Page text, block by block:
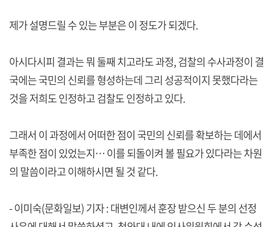
제가 설명드릴 수 있는 부분은 이 정도가 되겠다.
아시다시피 결과는 뭐 둘째 치고라도 과정, 검찰의 수사과정이 결
국에는 국민의 신뢰를 형성하는데 그리 성공적이지 못했다라는
것을 저희도 인정하고 검찰도 인정하고 있다.
그래서 이 과정에서 어떠한 점이 국민의 신뢰를 확보하는 데에서
부족한 점이 있었는지… 이를 되돌이켜 볼 필요가 있다라는 차원
의 말씀이라고 이해하시면 될 것 같다.
- 이미숙(문화일보) 기자 : 대변인께서 훈장 받으신 두 분의 선정